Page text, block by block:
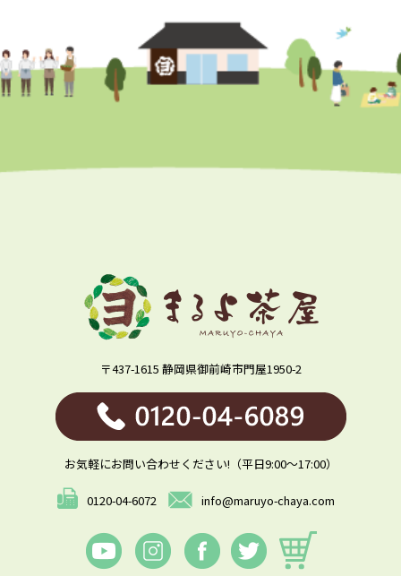
〒437-1615 静岡県御前崎市門屋1950-2
お気軽にお問い合わせください!（平日9:00～17:00）
0120-04-6072 info@maruyo-chaya.com